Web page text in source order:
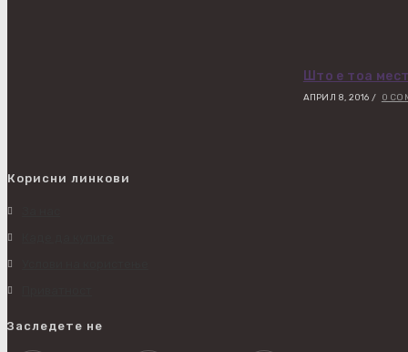
Што е тоа
АПРИЛ 8, 2016 / 0
Корисни линкови
Заследете не